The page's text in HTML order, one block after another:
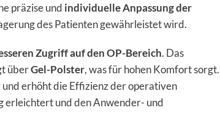
präzise und individuelle Anpassung der
des Patienten gewährleistet wird.
Zugriff auf den OP-Bereich. Das
überGel-Polster, was für hohen Komfort sorgt.
erhöht die Effizienz der operativen
erleichtert und den Anwender- und